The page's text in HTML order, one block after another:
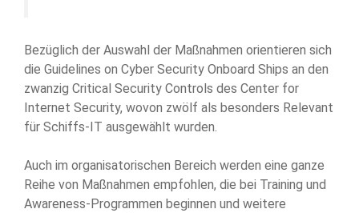
Bezüglich der Auswahl der Maßnahmen orientieren sich
die Guidelines on Cyber Security Onboard Ships an den
zwanzig Critical Security Controls des Center for
Internet Security, wovon zwölf als besonders Relevant
für Schiffs-IT ausgewählt wurden.
Auch im organisatorischen Bereich werden eine ganze
Reihe von Maßnahmen empfohlen, die bei Training und
Awareness-Programmen beginnen und weitere